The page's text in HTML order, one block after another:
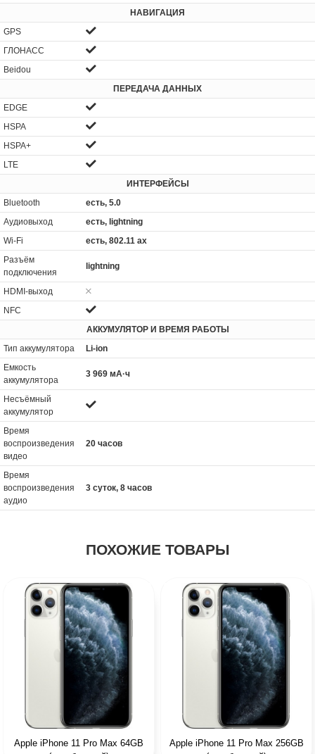
НАВИГАЦИЯ
GPS
ГЛОНАСС
Beidou
ПЕРЕДАЧА ДАННЫХ
EDGE
HSPA
HSPA+
LTE
ИНТЕРФЕЙСЫ
Bluetooth
есть, 5.0
Аудиовыход
есть, lightning
Wi-Fi
есть, 802.11 ax
Разъём
подключения
lightning
HDMI-выход
NFC
АККУМУЛЯТОР И ВРЕМЯ РАБОТЫ
Тип аккумулятора
Li-ion
Емкость
аккумулятора
3 969 мА·ч
Несъёмный
аккумулятор
Время
воспроизведения
видео
20 часов
Время
воспроизведения
аудио
3 суток, 8 часов
ПОХОЖИЕ ТОВАРЫ
Apple iPhone 11 Pro Max 64GB
Apple iPhone 11 Pro Max 256GB